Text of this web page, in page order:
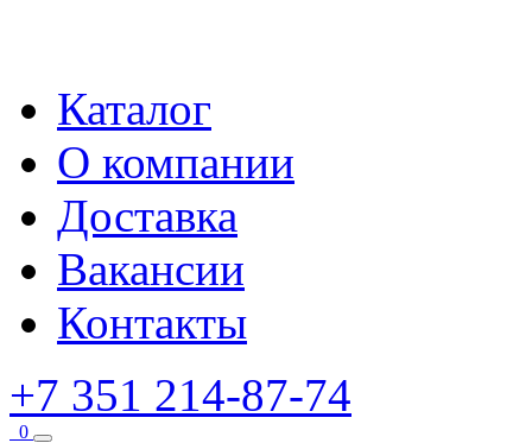
Каталог
О компании
Доставка
Вакансии
Контакты
+7 351 214-87-74
0